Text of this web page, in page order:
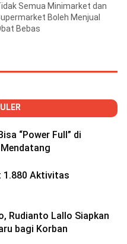
Semua Minimarket dan
Boleh Menjual
Bebas
“Power Full” di
1.880 Aktivitas
Rudianto Lallo Siapkan
bagi Korban